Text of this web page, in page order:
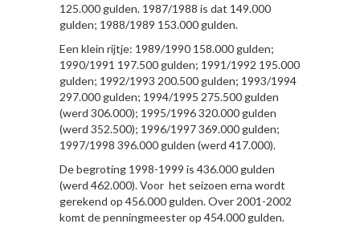
125.000 gulden. 1987/1988 is dat 149.000
gulden; 1988/1989 153.000 gulden.
Een klein rijtje: 1989/1990 158.000 gulden;
1990/1991 197.500 gulden; 1991/1992 195.000
gulden; 1992/1993 200.500 gulden; 1993/1994
297.000 gulden; 1994/1995 275.500 gulden
(werd 306.000); 1995/1996 320.000 gulden
(werd 352.500); 1996/1997 369.000 gulden;
1997/1998 396.000 gulden (werd 417.000).
De begroting 1998-1999 is 436.000 gulden
(werd 462.000). Voor het seizoen erna wordt
gerekend op 456.000 gulden. Over 2001-2002
komt de penningmeester op 454.000 gulden.